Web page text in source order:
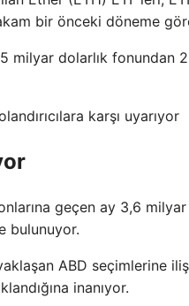
bir önceki döneme
milyar dolarlık fonundan
karşı uyarıyor
geçen ay 3,6
bulunuyor.
ABD seçimlerine
inanıyor.